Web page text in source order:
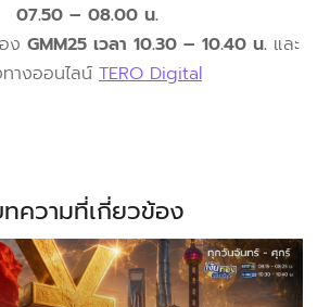
07.50 – 08.00 น.
ง GMM25 เวลา 10.30 – 10.40 น. และ
างออนไลน์ TERO Digital
ความที่เกี่ยวข้อง